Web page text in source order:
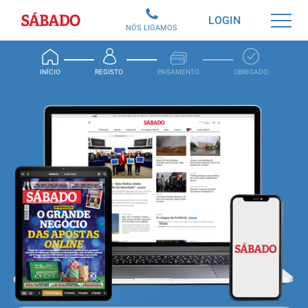
Sábado
INÍCIO REGISTO PAGAMENTO OBRIGADO
LOGIN
NÓS LIGAMOS